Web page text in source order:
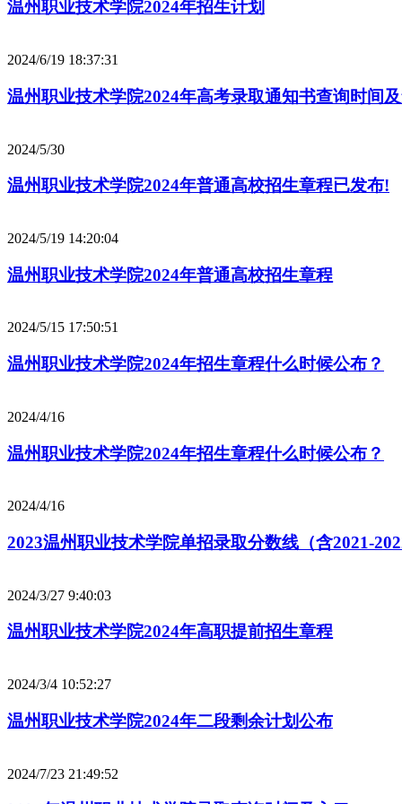
温州职业技术学院2024年招生计划
2024/6/19 18:37:31
温州职业技术学院2024年高考录取通知书查询时间
2024/5/30
温州职业技术学院2024年普通高校招生章程已发布!
2024/5/19 14:20:04
温州职业技术学院2024年普通高校招生章程
2024/5/15 17:50:51
温州职业技术学院2024年招生章程什么时候公布？
2024/4/16
温州职业技术学院2024年招生章程什么时候公布？
2024/4/16
2023温州职业技术学院单招录取分数线（含2021-
2024/3/27 9:40:03
温州职业技术学院2024年高职提前招生章程
2024/3/4 10:52:27
温州职业技术学院2024年二段剩余计划公布
2024/7/23 21:49:52